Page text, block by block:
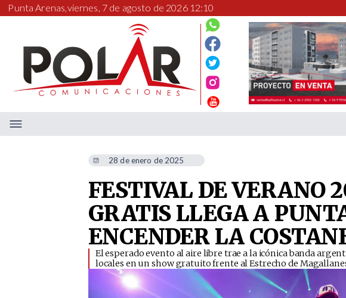
Punta Arenas,viernes, 7 de agosto de 2026 12:10
28 de enero de 2025
FESTIVAL DE VERANO
GRATIS LLEGA A
ENCENDER LA
​El esperado evento al aire libre trae a la icónica banda
locales en un show gratuito frente al Estrecho de